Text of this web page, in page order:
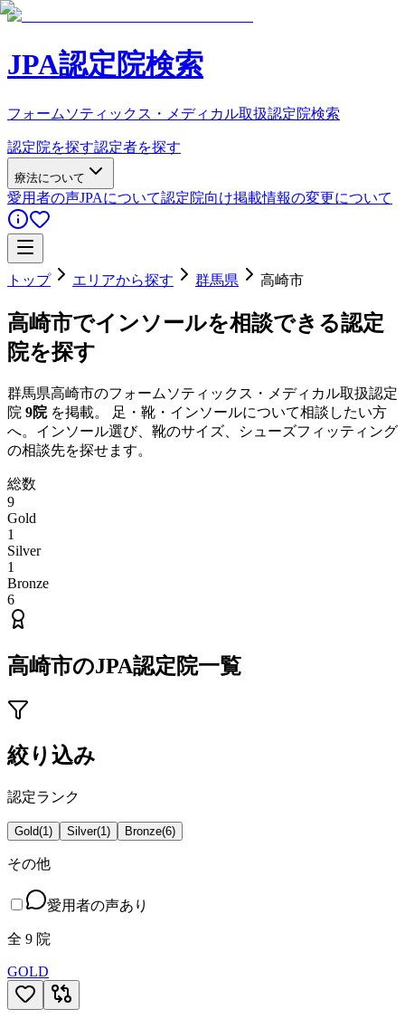
JPA認定院検索
フォームソティックス・メディカル取扱認定院検索
認定院を探す認定者を探す
療法について
愛用者の声JPAについて認定院向け掲載情報の変更について
トップ エリアから探す 群馬県 高崎市
高崎市でインソールを相談できる認定
院を探す
群馬県高崎市のフォームソティックス・メディカル取扱認定
院 9院を掲載。 足・靴・インソールについて相談したい方
へ。インソール選び、靴のサイズ、シューズフィッティング
の相談先を探せます。
総数
9
Gold
1
Silver
1
Bronze
6
高崎市のJPA認定院一覧
絞り込み
認定ランク
Gold(1) Silver(1) Bronze(6)
その他
愛用者の声あり
全 9 院
GOLD